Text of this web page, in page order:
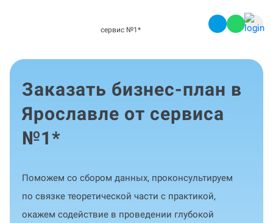
сервис №1 *
Заказать бизнес-план в
Ярославле от сервиса
№1*
Поможем со сбором данных, проконсультируем
по связке теоретической части с практикой,
окажем содействие в проведении глубокой